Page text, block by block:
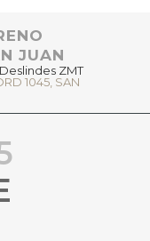
JUAN
ZMT
1045, SAN